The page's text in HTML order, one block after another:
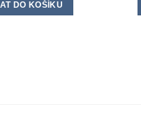
DO KOŠÍKU